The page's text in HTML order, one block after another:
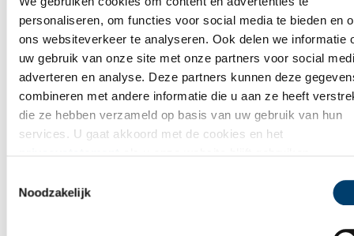
personaliseren, om functies voor social media te bieden en
ons websiteverkeer te analyseren. Ook delen we informatie
uw gebruik van onze site met onze partners voor social
adverteren en analyse. Deze partners kunnen deze
combineren met andere informatie die u aan ze heeft
die ze hebben verzameld op basis van uw gebruik van hun
services. U gaat akkoord met de cookies en het
Noodzakelijk
Bekijk meer video's